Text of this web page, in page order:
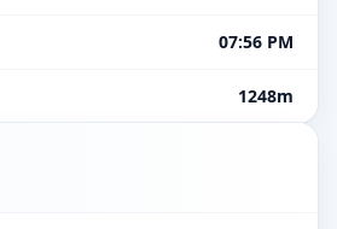
07:56 PM
1248m